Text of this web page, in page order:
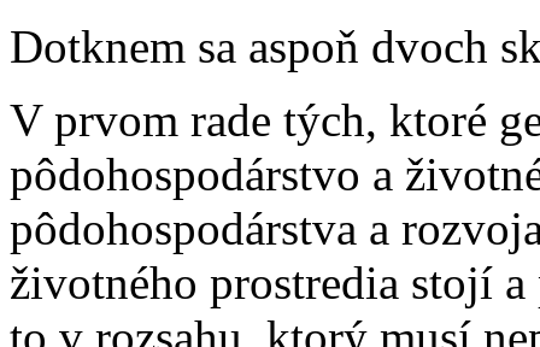
Dotknem sa aspoň dvoch
V prvom rade tých, ktoré
pôdohospodárstvo a
pôdohospodárstva a
životného prostredia stojí a
to v rozsahu, ktorý musí